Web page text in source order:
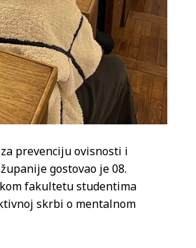
prevenciju ovisnosti i
gostovao je 08.
fakultetu studentima
skrbi o mentalnom